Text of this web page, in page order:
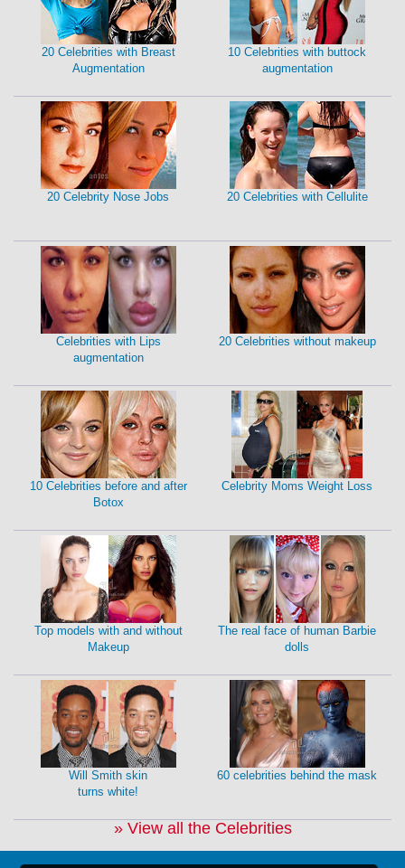
20 Celebrities with Breast
Augmentation
10 Celebrities with buttock
augmentation
20 Celebrity Nose Jobs 20 Celebrities with Cellulite
Celebrities with Lips
augmentation
20 Celebrities without makeup
10 Celebrities before and after
Botox
Celebrity Moms Weight Loss
Top models with and without
Makeup
The real face of human Barbie
dolls
Will Smith skin
turns white!
60 celebrities behind the mask
» View all the Celebrities